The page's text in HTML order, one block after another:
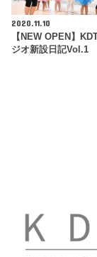
2020.11.10
【NEW OPEN】
ジオ新設日記Vol.1